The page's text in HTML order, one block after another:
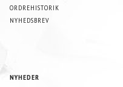
ORDREHISTORIK
NYHEDSBREV
NYHEDER